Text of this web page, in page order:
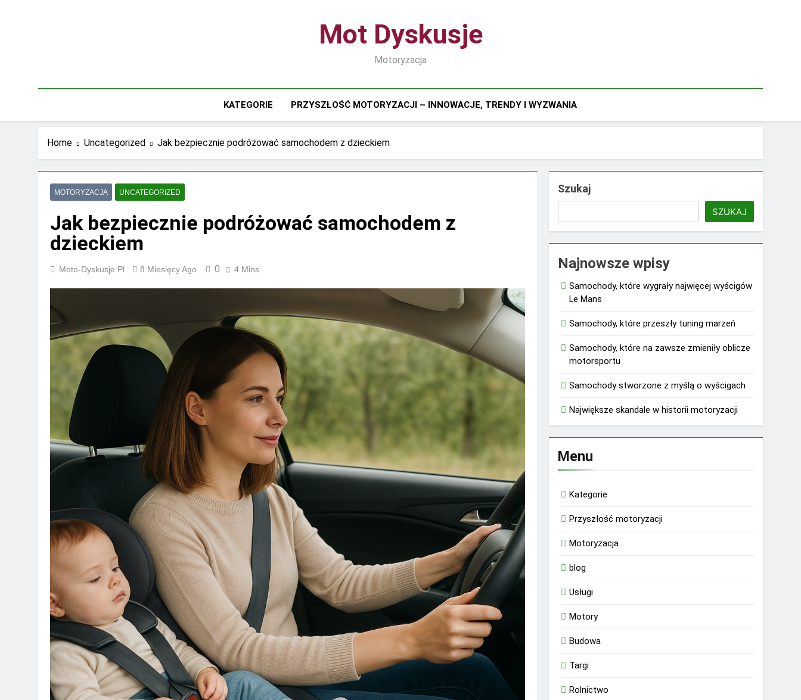
Mot Dyskusje
Motoryzacja
KATEGORIE PRZYSZŁOŚĆ MOTORYZACJI – INNOWACJE, TRENDY I WYZWANIA
Home Uncategorized Jak bezpiecznie podróżować samochodem z dzieckiem
MOTORYZACJA UNCATEGORIZED
Jak bezpiecznie podróżować samochodem z
dzieckiem
Moto-Dyskusje.pl 8 Miesięcy Ago 0 4 Mins
Szukaj
SZUKAJ
Najnowsze wpisy
Samochody, które wygrały najwięcej wyścigów
Le Mans
Samochody, które przeszły tuning marzeń
Samochody, które na zawsze zmieniły oblicze
motorsportu
Samochody stworzone z myślą o wyścigach
Największe skandale w historii motoryzacji
Menu
Kategorie
Przyszłość motoryzacji
Motoryzacja
blog
Usługi
Motory
Budowa
Targi
Rolnictwo